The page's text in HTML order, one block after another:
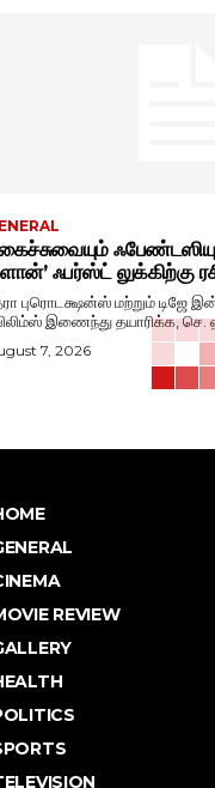
ஃபர்ஸ்ட் லுக்கிற்கு
புரொடக்ஷன்ஸ் மற்றும் டிஜே
இணைந்து தயாரிக்க, செ.
7, 2026
REVIEW